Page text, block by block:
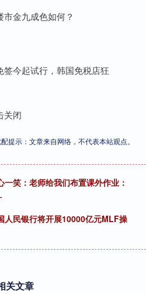
金九成色如何？
今起试行，韩国免税店狂
关闭
提示：文章来自网络，不代表本站观点。
笑：老师给我们布置课外作业：
人民银行将开展10000亿元MLF操
关文章